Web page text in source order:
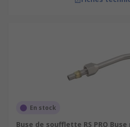
En stock
Buse de soufflette RS PRO